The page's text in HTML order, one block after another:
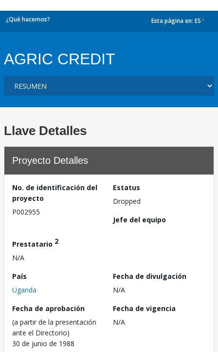
¿Qué hacemos? Esta página en: ES
AGRIC CREDIT
Llave Detalles
Proyecto Detalles
No. de identificación del
proyecto
P002955
Estatus
Dropped
Jefe del equipo
Prestatario 2
N/A
País
Uganda
Fecha de divulgación
N/A
Fecha de aprobación
(a partir de la presentación
ante el Directorio)
30 de junio de 1988
Fecha de vigencia
N/A